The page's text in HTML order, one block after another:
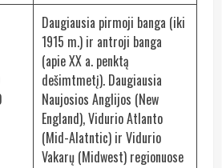
Daugiausia pirmoji banga (iki
1915 m.) ir antroji banga
(apie XX a. penktą
dešimtmetį). Daugiausia
Naujosios Anglijos (New
England), Vidurio Atlanto
(Mid-Alatntic) ir Vidurio
Vakarų (Midwest) regionuose